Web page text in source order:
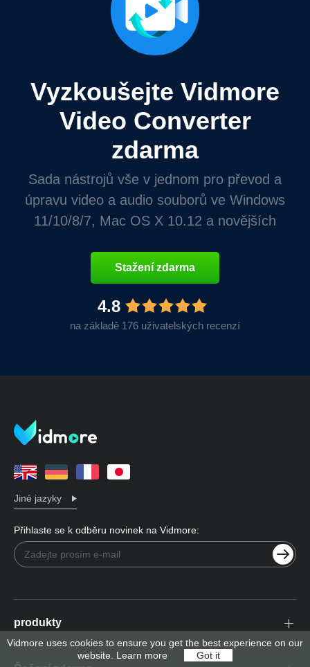
Vyzkoušejte Vidmore
Video Converter
zdarma
Sada nástrojů vše v jednom pro převod a
úpravu video a audio souborů ve Windows
11/10/8/7, Mac OS X 10.12 a novějších
Stažení zdarma
4.8
na základě 176 uživatelských recenzí
Jiné jazyky
Přihlaste se k odběru novinek na Vidmore:
produkty
Vidmore uses cookies to ensure you get the best experience on our
website. Learn more Got it